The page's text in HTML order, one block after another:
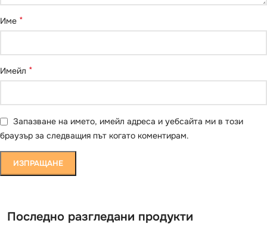
Име *
Имейл *
Запазване на името, имейл адреса и уебсайта ми в този
браузър за следващия път когато коментирам.
Последно разгледани продукти